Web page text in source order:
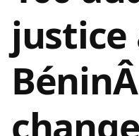
justice